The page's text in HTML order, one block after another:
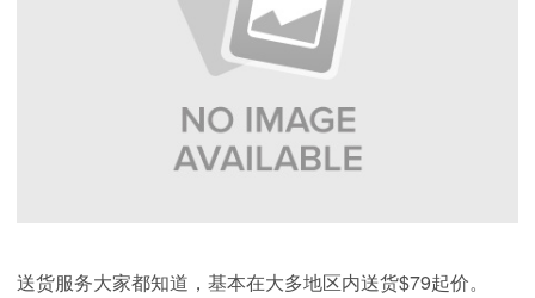
送货服务大家都知道，基本在大多地区内送货$79起价。